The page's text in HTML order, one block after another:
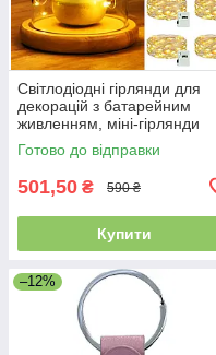
Світлодіодні гірлянди для
декорацій з батарейним
живленням, міні-гірлянди
довжиною 2 м, 20
світлодіодів, 12 шт.
Готово до відправки
501,50 ₴ 590 ₴
Купити
–12%